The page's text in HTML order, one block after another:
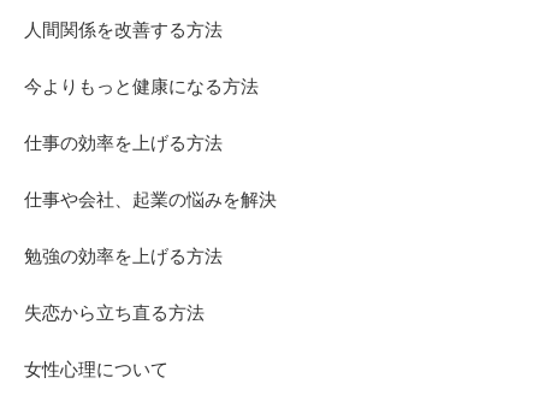
人間関係を改善する方法
今よりもっと健康になる方法
仕事の効率を上げる方法
仕事や会社、起業の悩みを解決
勉強の効率を上げる方法
失恋から立ち直る方法
女性心理について